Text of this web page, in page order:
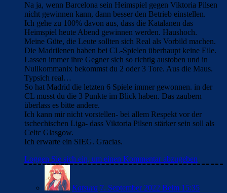
Na ja, wenn Barcelona sein Heimspiel gegen Viktoria Pilsen
nicht gewinnen kann, dann besser den Betrieb einstellen.
Ich gehe zu 100% davon aus, dass die Katalanen das
Heimspiel heute Abend gewinnen werden. Haushoch.
Meine Güte, die Leute sollten sich Real als Vorbild machen.
Die Madrilenen haben bei CL-Spielen überhaupt keine Eile.
Lassen immer ihre Gegner sich so richtig austoben und in
Nullkommanix bekommst du 2 oder 3 Tore. Aus die Maus.
Typsich real…
So hat Madrid die letzten 6 Spiele immer gewonnen. in der
CL musst du die 3 Punkte im Blick haben. Das zaubern
überlass es bitte andere.
Ich kann mir nicht vorstellen- bei allem Respekt vor der
tschechischen Liga- dass Viktoria Pilsen stärker sein soll als
Celtc Glasgow.
Ich erwarte ein SIEG. Gracias.
Loggen Sie sich ein, um einen Kommentar abzugeben
Katsura 7. September 2022 Beim 15:35